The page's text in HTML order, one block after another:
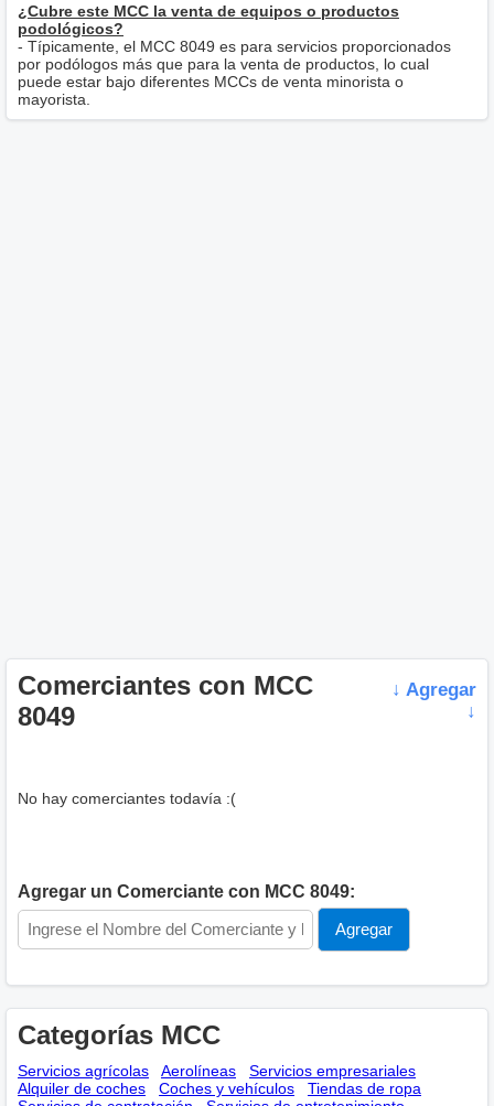
¿Cubre este MCC la venta de equipos o productos
podológicos?
- Típicamente, el MCC 8049 es para servicios proporcionados
por podólogos más que para la venta de productos, lo cual
puede estar bajo diferentes MCCs de venta minorista o
mayorista.
Comerciantes con MCC
8049
↓ Agregar
↓
No hay comerciantes todavía :(
Agregar un Comerciante con MCC 8049:
Categorías MCC
Servicios agrícolas Aerolíneas
Servicios empresariales
Alquiler de coches
Coches y vehículos
Tiendas de ropa